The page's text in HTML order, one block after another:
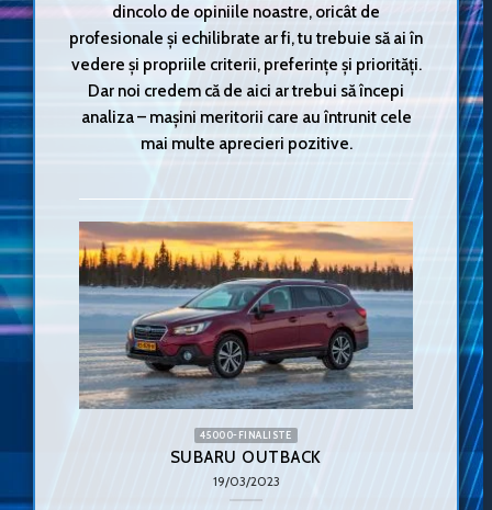
dincolo de opiniile noastre, oricât de
profesionale și echilibrate ar fi, tu trebuie să ai în
vedere și propriile criterii, preferințe și priorități.
Dar noi credem că de aici ar trebui să începi
analiza – mașini meritorii care au întrunit cele
mai multe aprecieri pozitive.
45000-FINALISTE
SUBARU OUTBACK
19/03/2023